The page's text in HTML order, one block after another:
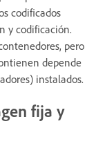
codificados
y codificación.
pero
depende
instalados.
fija y